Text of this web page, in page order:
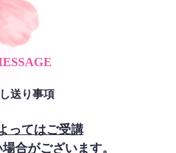
送り事項
ってはご受講
合がございます。